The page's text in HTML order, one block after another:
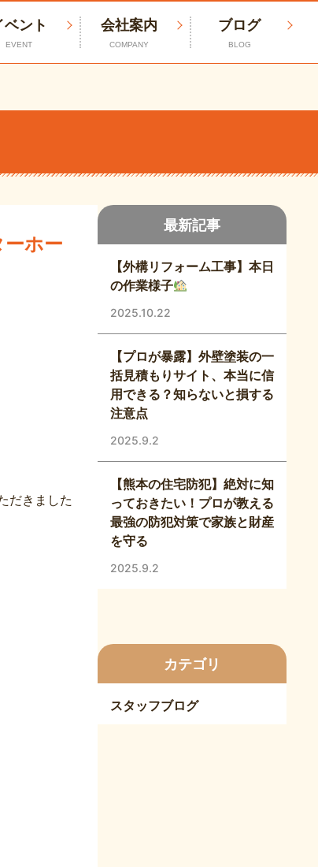
ベント
EVENT
会社案内
COMPANY
ブログ
BLOG
ホー
だきました
最新記事
【外構リフォーム工事】本日
の作業様子
2025.10.22
【プロが暴露】外壁塗装の一
括見積もりサイト、本当に信
用できる？知らないと損する
注意点
2025.9.2
【熊本の住宅防犯】絶対に知
っておきたい！プロが教える
最強の防犯対策で家族と財産
を守る
2025.9.2
カテゴリ
スタッフブログ